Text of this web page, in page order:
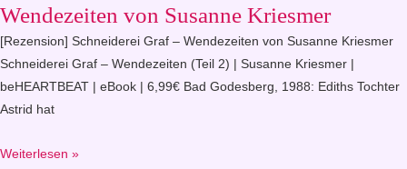
Wendezeiten von Susanne Kriesmer
[Rezension] Schneiderei Graf – Wendezeiten von Susanne Kriesmer
Schneiderei Graf – Wendezeiten (Teil 2) | Susanne Kriesmer |
beHEARTBEAT | eBook | 6,99€ Bad Godesberg, 1988: Ediths Tochter
Astrid hat
Weiterlesen »